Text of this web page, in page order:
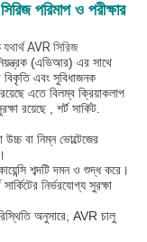
পরিমাপ ও পরীক্ষার
যথার্থ AVR সিরিজ
(এভিআর) এর সাথে
বিকৃতি এবং সুবিধাজনক
রয়েছে এতে বিলম্ব ক্রিয়াকলাপ
রয়েছে , শর্ট সার্কিট.
বা নিম্ন ভোল্টেজের
শব্দটি দমন ও শুদ্ধ করে।
নির্ভরযোগ্য সুরক্ষা
অনুসারে, AVR চালু